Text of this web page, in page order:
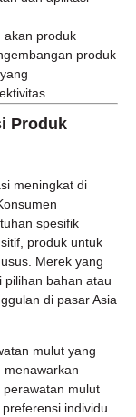
akan produk
produk
Produk
meningkat di
spesifik
produk untuk
Merek yang
pilihan bahan atau
di pasar Asia
mulut yang
mulut
individu.